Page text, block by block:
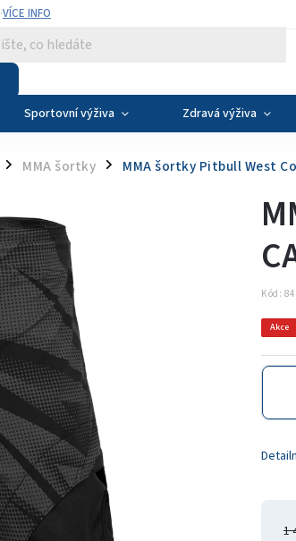
·VÍCE INFO
Sportovní výživa Zdravá výživa
/ MMA šortky / MMA šortky Pitbull West
1
Kód:
Akce